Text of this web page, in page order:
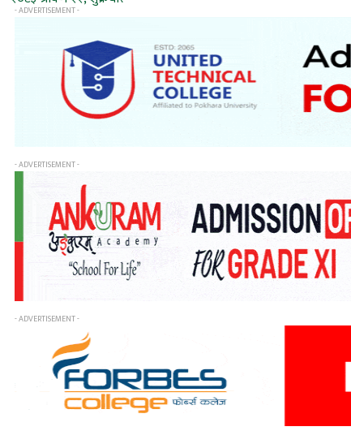
- ADVERTISEMENT -
- ADVERTISEMENT -
- ADVERTISEMENT -